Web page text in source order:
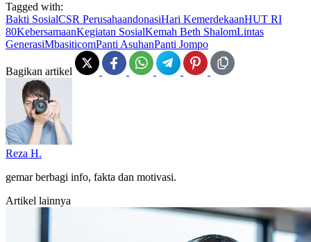
Tagged with:
Bakti SosialCSR PerusahaandonasiHari KemerdekaanHUT RI
80KebersamaanKegiatan SosialKemah Beth ShalomLintas
GenerasiMbasiticomPanti AsuhanPanti Jompo
Bagikan artikel
Reza H.
gemar berbagi info, fakta dan motivasi.
Artikel lainnya